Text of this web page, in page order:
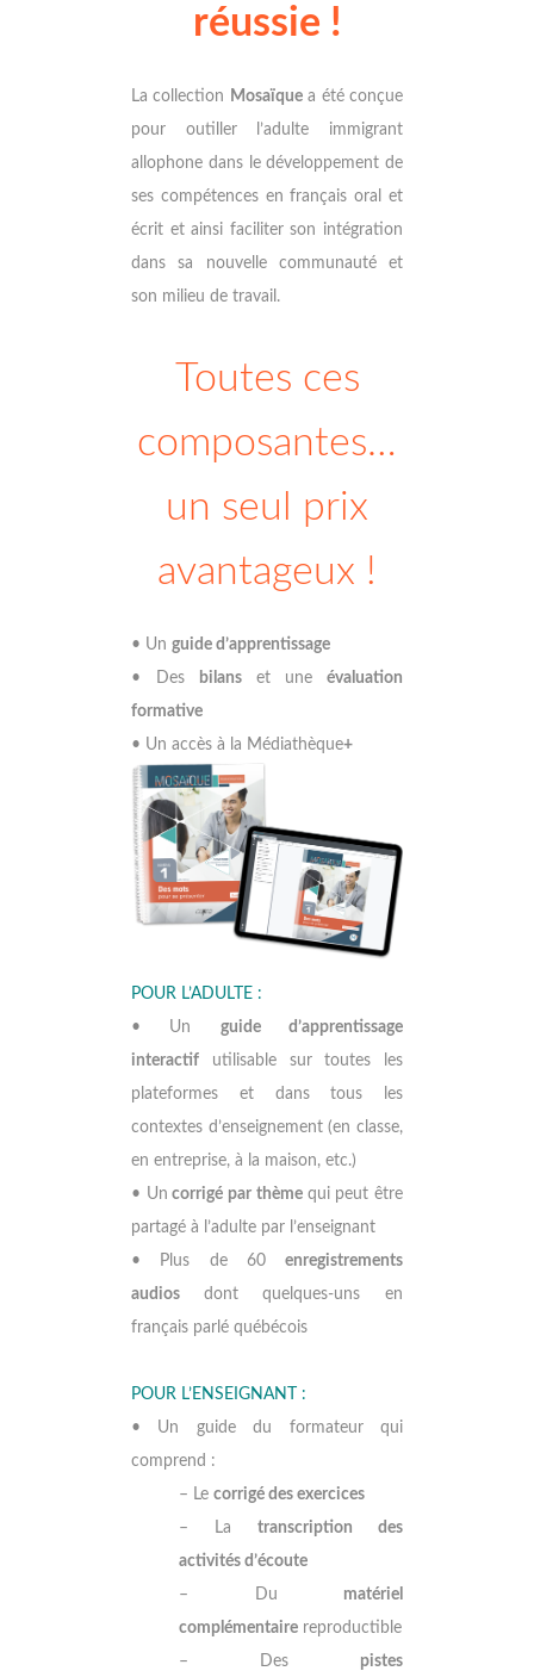
réussie !
La collection Mosaïquea été conçue
pour outiller l’adulte immigrant
allophone dans le développement de
ses compétences en français oral et
écrit et ainsi faciliter son intégration
dans sa nouvelle communauté et
son milieu de travail.
Toutes ces
composantes…
un seul prix
avantageux !
• Un guide d’apprentissage
• Des
bilans et une
évaluation
formative
• Un accès à la Médiathèque+
POUR L’ADULTE :
• Un guide d’apprentissage
interactif utilisable sur toutes les
plateformes et dans tous les
contextes d’enseignement (en classe,
en entreprise, à la maison, etc.)
• Un corrigé par thème qui peut être
partagé à l’adulte par l’enseignant
• Plus de 60 enregistrements
audios dont quelques-uns en
français parlé québécois
POUR L’ENSEIGNANT :
• Un guide du formateur qui
comprend :
– Le corrigé des exercices
– La transcription des
activités d’écoute
– Du matériel
complémentaire reproductible
– Des pistes